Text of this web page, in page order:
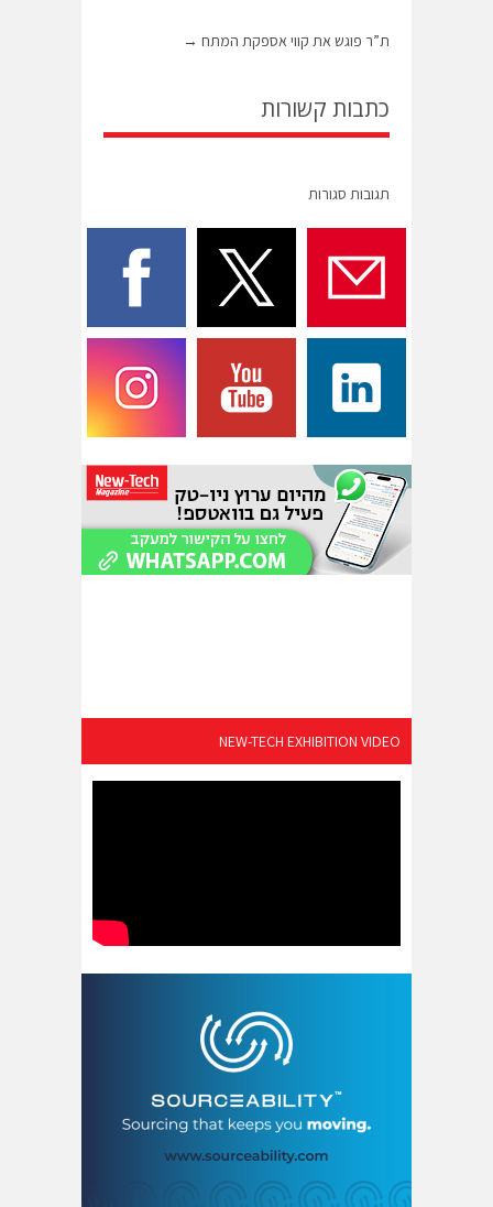
ת”ר פוגש את קווי אספקת המתח →
כתבות קשורות
תגובות סגורות
NEW-TECH EXHIBITION VIDEO